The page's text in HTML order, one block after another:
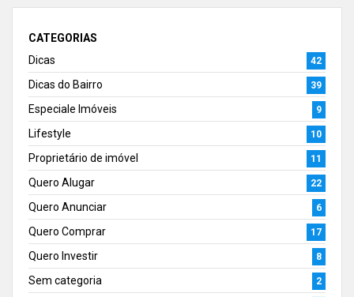
CATEGORIAS
Dicas
42
Dicas do Bairro 39
Especiale Imóveis 9
Lifestyle 10
Proprietário de imóvel 11
Quero Alugar 22
Quero Anunciar 6
Quero Comprar 17
Quero Investir 8
Sem categoria 2